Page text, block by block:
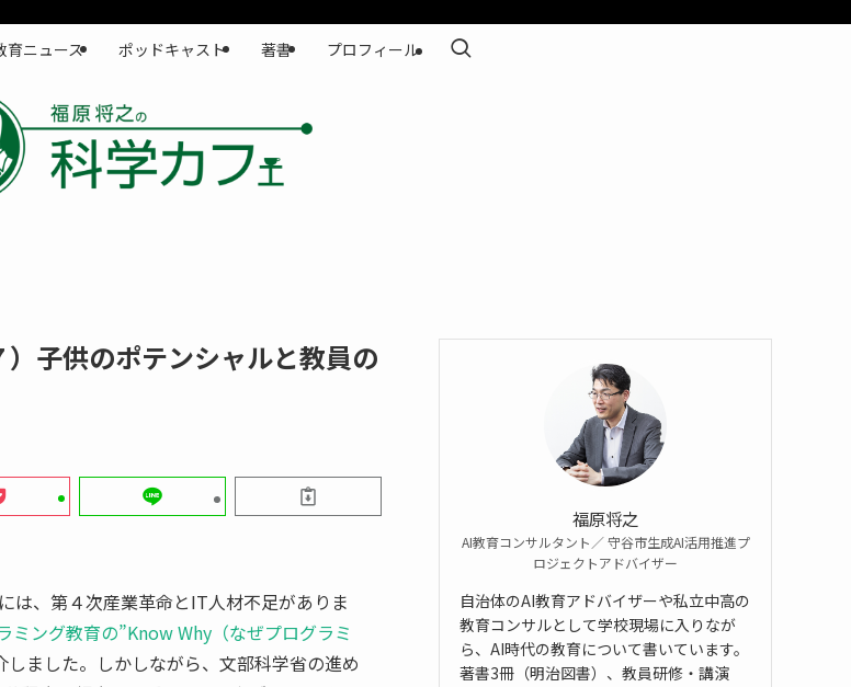
育ニュース ポッドキャスト 著書 プロフィール
子供のポテンシャルと教員の
は、第４次産業革命とIT人材不足がありま
ミング教育の”Know Why（なぜプログラミ
しました。しかしながら、文部科学省の進め
福原将之
AI教育コンサルタント／ 守谷市生成AI活用推進プ
ロジェクトアドバイザー
自治体のAI教育アドバイザーや私立中高の
教育コンサルとして学校現場に入りなが
ら、AI時代の教育について書いています。
著書3冊（明治図書）、教員研修・講演